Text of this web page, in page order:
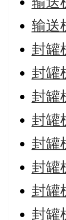
输送
封罐
封罐
封罐
封罐
封罐
封罐
封罐
封罐